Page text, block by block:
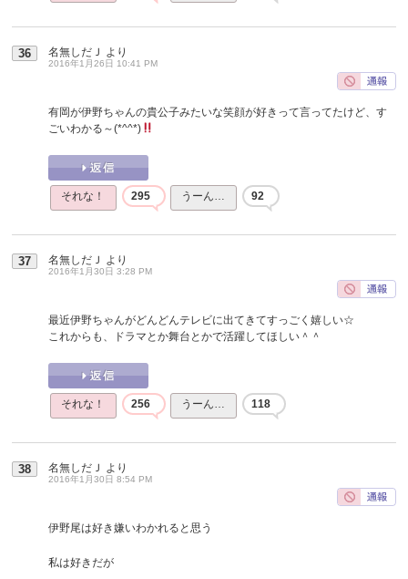
36 名無しだＪ より
2016年1月26日 10:41 PM
有岡が伊野ちゃんの貴公子みたいな笑顔が好きって言ってたけど、す
ごいわかる～(*^^*)
それな！ 295 うーん… 92
37 名無しだＪ より
2016年1月30日 3:28 PM
最近伊野ちゃんがどんどんテレビに出てきてすっごく嬉しい☆
これからも、ドラマとか舞台とかで活躍してほしい＾＾
それな！ 256 うーん… 118
38 名無しだＪ より
2016年1月30日 8:54 PM
伊野尾は好き嫌いわかれると思う
私は好きだが